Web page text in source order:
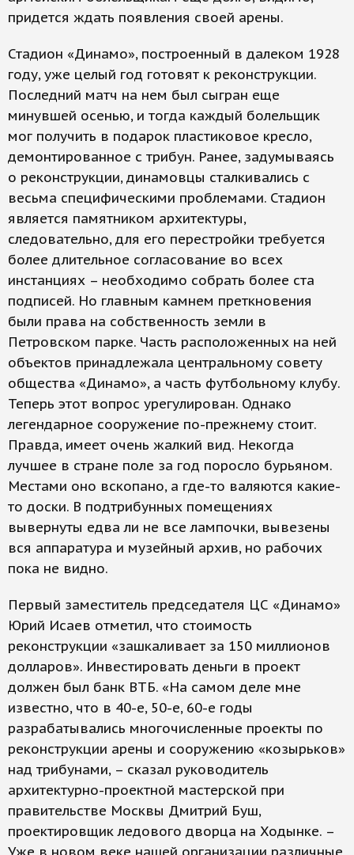
придется ждать появления своей арены.
Стадион «Динамо», построенный в далеком 1928
году, уже целый год готовят к реконструкции.
Последний матч на нем был сыгран еще
минувшей осенью, и тогда каждый болельщик
мог получить в подарок пластиковое кресло,
демонтированное с трибун. Ранее, задумываясь
о реконструкции, динамовцы сталкивались с
весьма специфическими проблемами. Стадион
является памятником архитектуры,
следовательно, для его перестройки требуется
более длительное согласование во всех
инстанциях – необходимо собрать более ста
подписей. Но главным камнем преткновения
были права на собственность земли в
Петровском парке. Часть расположенных на ней
объектов принадлежала центральному совету
общества «Динамо», а часть футбольному клубу.
Теперь этот вопрос урегулирован. Однако
легендарное сооружение по-прежнему стоит.
Правда, имеет очень жалкий вид. Некогда
лучшее в стране поле за год поросло бурьяном.
Местами оно вскопано, а где-то валяются какие-
то доски. В подтрибунных помещениях
вывернуты едва ли не все лампочки, вывезены
вся аппаратура и музейный архив, но рабочих
пока не видно.
Первый заместитель председателя ЦС «Динамо»
Юрий Исаев отметил, что стоимость
реконструкции «зашкаливает за 150 миллионов
долларов». Инвестировать деньги в проект
должен был банк ВТБ. «На самом деле мне
известно, что в 40-е, 50-е, 60-е годы
разрабатывались многочисленные проекты по
реконструкции арены и сооружению «козырьков»
над трибунами, – сказал руководитель
архитектурно-проектной мастерской при
правительстве Москвы Дмитрий Буш,
проектировщик ледового дворца на Ходынке. –